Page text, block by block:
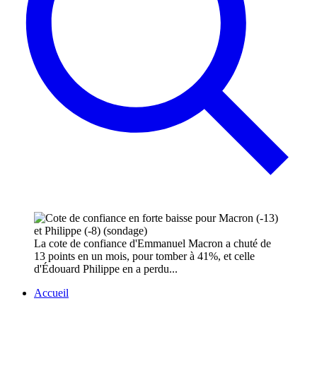
La cote de confiance d'Emmanuel Macron a chuté de
13 points en un mois, pour tomber à 41%, et celle
d'Édouard Philippe en a perdu...
Accueil